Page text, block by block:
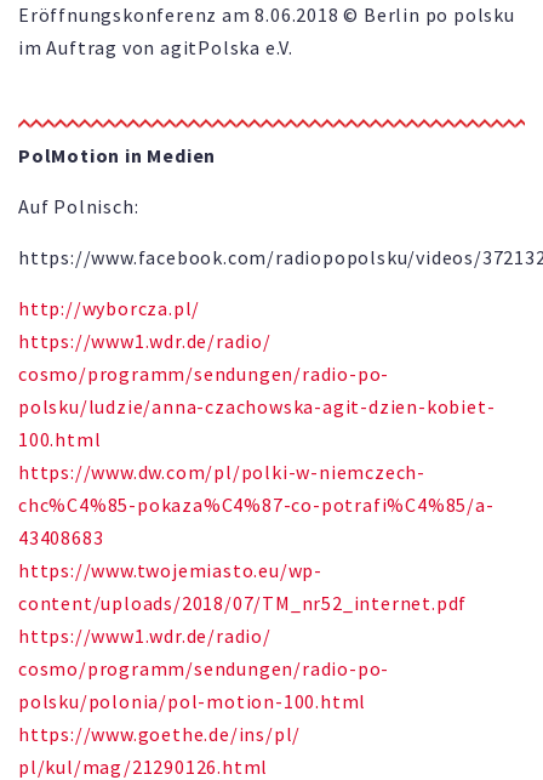
Eröffnungskonferenz am 8.06.2018 © Berlin po polsku
im Auftrag von agitPolska e.V.
PolMotion in Medien
Auf Polnisch:
https://www.facebook.com/radiopopolsku/videos/
http://wyborcza.pl/
https://www1.wdr.de/radio/
cosmo/programm/sendungen/radio-po-
polsku/ludzie/anna-czachowska-agit-dzien-kobiet-
100.html
https://www.dw.com/pl/polki-w-niemczech-
chc%C4%85-pokaza%C4%87-co-potrafi%C4%85/a-
43408683
https://www.twojemiasto.eu/wp-
content/uploads/2018/07/TM_ nr52_internet.pdf
https://www1.wdr.de/radio/
cosmo/programm/sendungen/radio-po-
polsku/polonia/pol-motion-100.html
https://www.goethe.de/ins/pl/
pl/kul/mag/21290126.html